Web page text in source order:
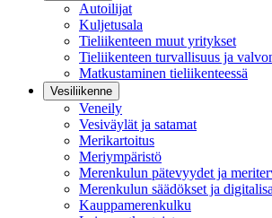
Autoilijat
Kuljetusala
Tieliikenteen muut yritykset
Tieliikenteen turvallisuus ja
Matkustaminen tieliikenteessä
Vesiliikenne
Veneily
Vesiväylät ja satamat
Merikartoitus
Meriympäristö
Merenkulun pätevyydet ja
Merenkulun säädökset ja
Kauppamerenkulku